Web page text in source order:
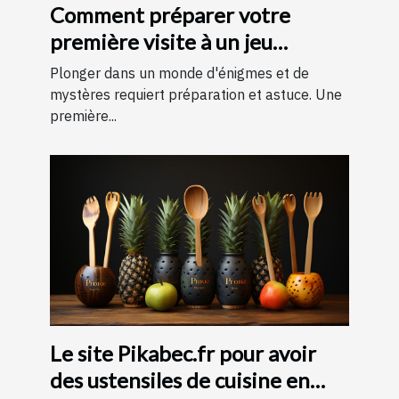
Comment préparer votre
première visite à un jeu
d'évasion : conseils et astuces
pour une expérience
mémorable
Plonger dans un monde d'énigmes et de
mystères requiert préparation et astuce. Une
première...
Le site Pikabec.fr pour avoir
des ustensiles de cuisine en